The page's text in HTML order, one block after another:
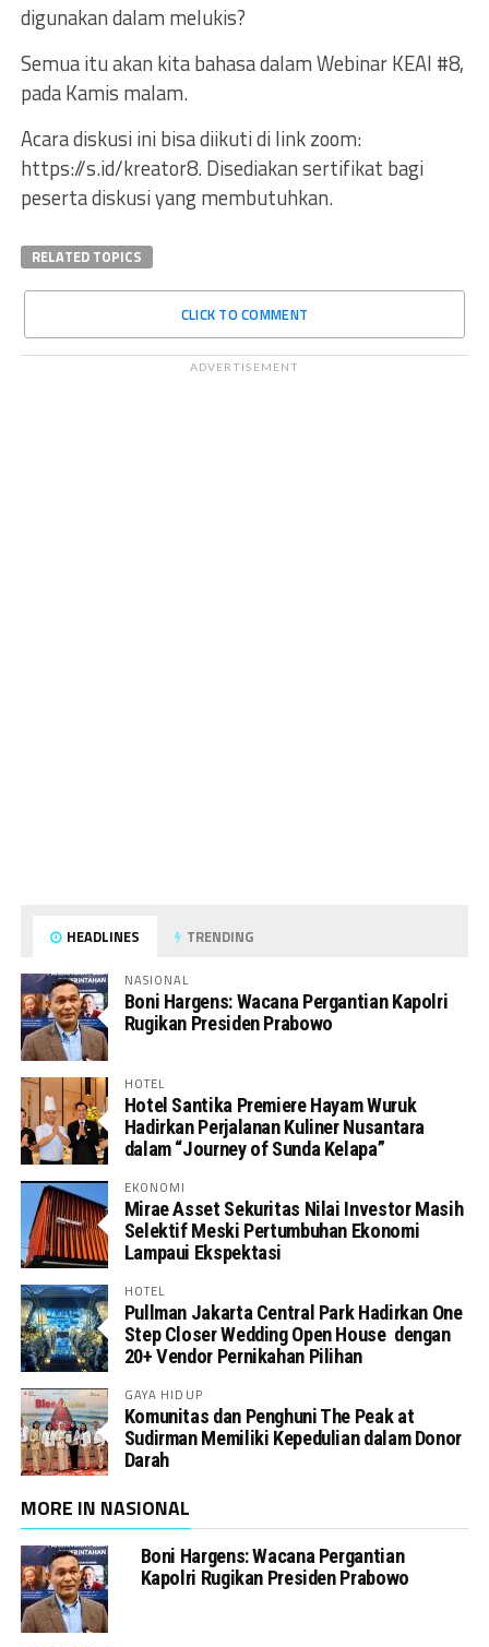
digunakan dalam melukis?
Semua itu akan kita bahasa dalam Webinar KEAI #8,
pada Kamis malam.
Acara diskusi ini bisa diikuti di link zoom:
https://s.id/kreator8. Disediakan sertifikat bagi
peserta diskusi yang membutuhkan.
RELATED TOPICS
CLICK TO COMMENT
ADVERTISEMENT
HEADLINES TRENDING
NASIONAL
Boni Hargens: Wacana Pergantian Kapolri
Rugikan Presiden Prabowo
HOTEL
Hotel Santika Premiere Hayam Wuruk
Hadirkan Perjalanan Kuliner Nusantara
dalam “Journey of Sunda Kelapa”
EKONOMI
Mirae Asset Sekuritas Nilai Investor Masih
Selektif Meski Pertumbuhan Ekonomi
Lampaui Ekspektasi
HOTEL
Pullman Jakarta Central Park Hadirkan One
Step Closer Wedding Open House dengan
20+ Vendor Pernikahan Pilihan
GAYA HIDUP
Komunitas dan Penghuni The Peak at
Sudirman Memiliki Kepedulian dalam Donor
Darah
MORE IN NASIONAL
Boni Hargens: Wacana Pergantian
Kapolri Rugikan Presiden Prabowo